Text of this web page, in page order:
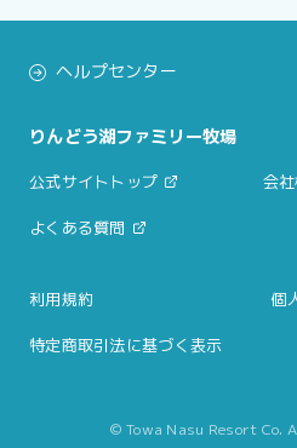
ヘルプセンター
りんどう湖ファミリー牧場
公式サイトトップ 会
よくある質問
利用規約 個
特定商取引法に基づく表示
© Towa Nasu Resort Co.